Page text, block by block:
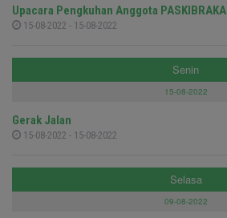
Upacara Pengkuhan Anggota PASKIBRAKA
15-08-2022 - 15-08-2022
Senin
15-08-2022
Gerak Jalan
15-08-2022 - 15-08-2022
Selasa
09-08-2022